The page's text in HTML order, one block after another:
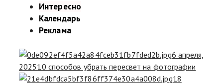
Интересно
Календарь
Реклама
6 апреля,
202510 способов убрать пересвет на фотографии
18